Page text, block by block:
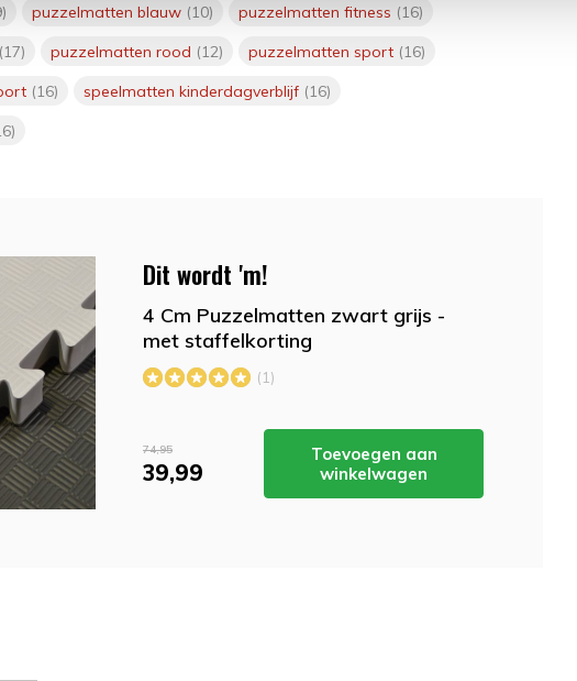
puzzelmatten blauw (10) puzzelmatten fitness (16)
(17) puzzelmatten rood (12) puzzelmatten sport (16)
(16) speelmatten kinderdagverblijf (16)
Dit wordt 'm!
4 Cm Puzzelmatten zwart grijs -
met staffelkorting
(1)
74,95
39,99
Toevoegen aan
winkelwagen